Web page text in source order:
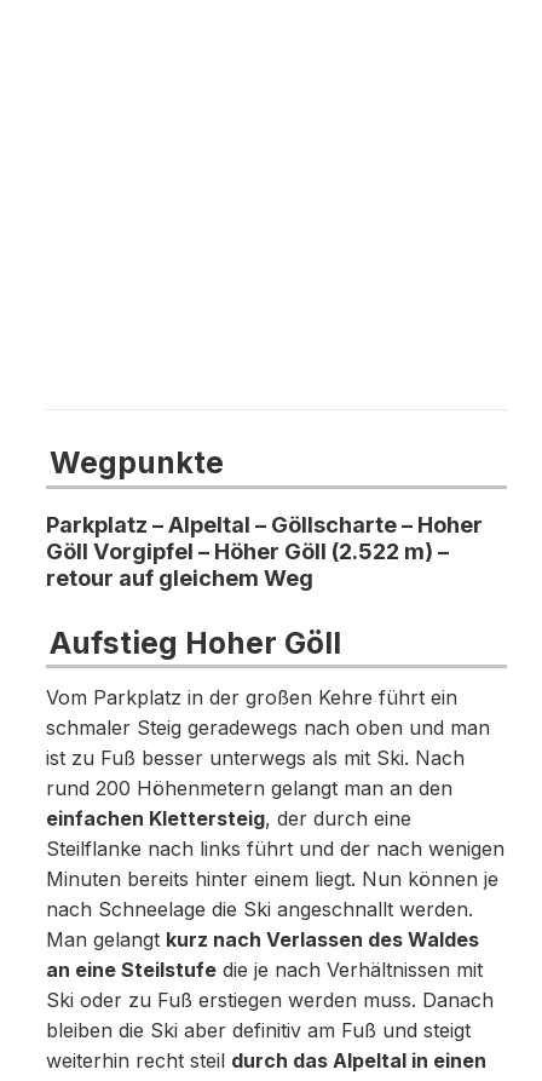
Wegpunkte
Parkplatz – Alpeltal – Göllscharte – Hoher
Göll Vorgipfel – Höher Göll (2.522 m) –
retour auf gleichem Weg
Aufstieg Hoher Göll
Vom Parkplatz in der großen Kehre führt ein
schmaler Steig geradewegs nach oben und man
ist zu Fuß besser unterwegs als mit Ski. Nach
rund 200 Höhenmetern gelangt man an den
einfachen Klettersteig, der durch eine
Steilflanke nach links führt und der nach wenigen
Minuten bereits hinter einem liegt. Nun können je
nach Schneelage die Ski angeschnallt werden.
Man gelangt kurz nach Verlassen des Waldes
an eine Steilstufedie je nach Verhältnissen mit
Ski oder zu Fuß erstiegen werden muss. Danach
bleiben die Ski aber definitiv am Fuß und steigt
weiterhin recht steil durch das Alpeltal in einen